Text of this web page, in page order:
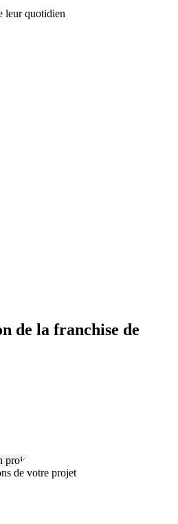
leur quotidien
de la franchise de
de votre projet